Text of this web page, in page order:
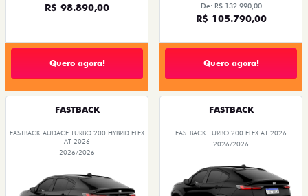
R$ 98.890,00
Quero agora!
De: R$ 132.990,00
R$ 105.790,00
Quero agora!
FASTBACK
FASTBACK AUDACE TURBO 200 HYBRID FLEX
AT 2026
2026/2026
FASTBACK
FASTBACK TURBO 200 FLEX AT 2026
2026/2026